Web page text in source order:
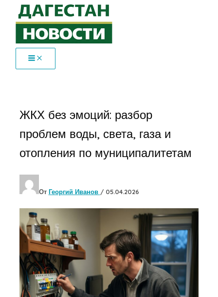
Перейти
содержимому
ЖКХ без эмоций: разбор
проблем воды, света, газа и
отопления по муниципалитетам
От Георгий Иванов / 05.04.2026